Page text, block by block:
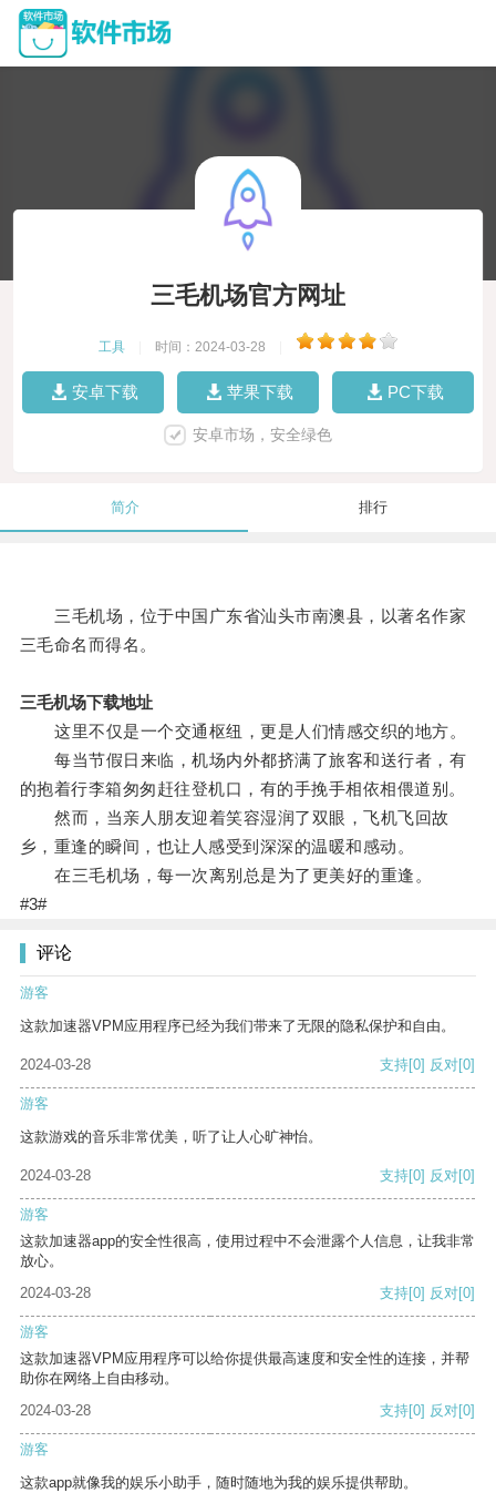
三毛机场官方网址
工具 时间：2024-03-28
安卓下载 苹果下载 PC下载
安卓市场，安全绿色
简介 排行
三毛机场，位于中国广东省汕头市南澳县，以著名作家
三毛命名而得名。
三毛机场下载地址
这里不仅是一个交通枢纽，更是人们情感交织的地方。
每当节假日来临，机场内外都挤满了旅客和送行者，有
的抱着行李箱匆匆赶往登机口，有的手挽手相依相偎道别。
然而，当亲人朋友迎着笑容湿润了双眼，飞机飞回故
乡，重逢的瞬间，也让人感受到深深的温暖和感动。
在三毛机场，每一次离别总是为了更美好的重逢。
#3#
评论
游客
这款加速器VPM应用程序已经为我们带来了无限的隐私保护和自由。
2024-03-28 支持[0] 反对[0]
游客
这款游戏的音乐非常优美，听了让人心旷神怡。
2024-03-28 支持[0] 反对[0]
游客
这款加速器app的安全性很高，使用过程中不会泄露个人信息，让我非常
放心。
2024-03-28
支持[0] 反对[0]
游客
这款加速器VPM应用程序可以给你提供最高速度和安全性的连接，并帮
助你在网络上自由移动。
2024-03-28
支持[0] 反对[0]
游客
这款app就像我的娱乐小助手，随时随地为我的娱乐提供帮助。